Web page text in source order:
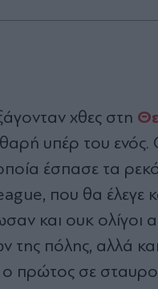
χθες στη
υπέρ του
έσπασε τα
που θα έλεγε
και ουκ ολίγοι
της πόλης,
ο πρώτος σε